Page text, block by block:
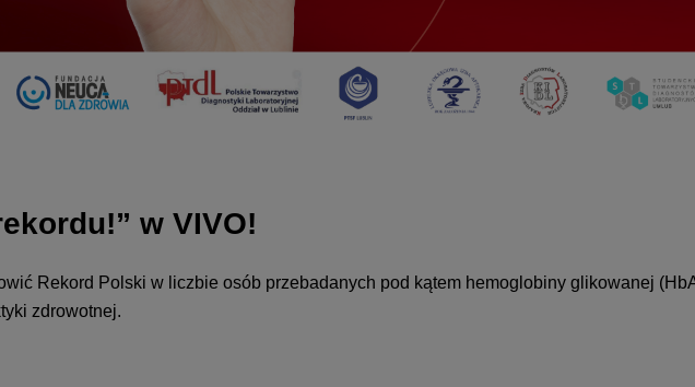
w VIVO!
Rekord Polski w liczbie osób przebadanych pod kątem hemoglobiny glikowanej
zdrowotnej.